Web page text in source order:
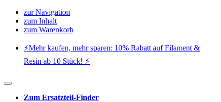
zur Navigation
zum Inhalt
zum Warenkorb
⚡️Mehr kaufen, mehr sparen: 10% Rabatt auf Filament &
Resin ab 10 Stück! ⚡️
Zum Ersatzteil-Finder